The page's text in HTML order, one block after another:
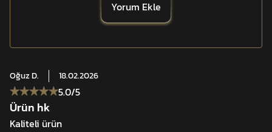
Yüksek teknoloji boyama yöntemi
Su ve yağ itici apre
Yönetmeliğe uygun tasarım
Yüksek renk dayanımı
Yorum Ekle
OğuzD. 18.02.2026
5.0/5
Ürün hk
Kaliteli ürün